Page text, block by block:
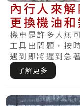
內行人來
更換機油
機車是許多人無
工具出問題，按
遇到即將遲到急
無法.....
了解更多